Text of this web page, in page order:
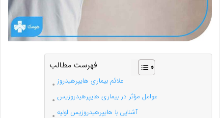
فهرست مطالب
علائم بیماری هایپرهیدروز
عوامل مؤثر در بیماری هایپرهیدروزیس
آشنایی با هایپرهیدروزیس اولیه